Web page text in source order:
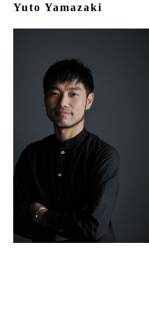
Yuto Yamazaki